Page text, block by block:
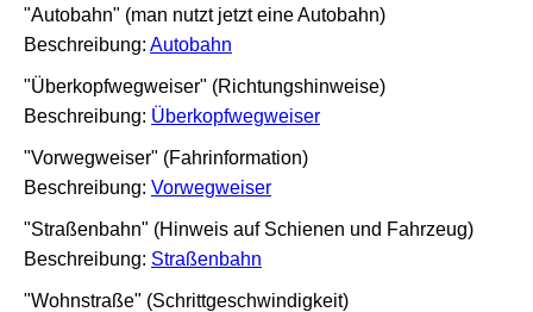
"Autobahn" (man nutzt jetzt eine Autobahn)
Beschreibung: Autobahn
"Überkopfwegweiser" (Richtungshinweise)
Beschreibung: Überkopfwegweiser
"Vorwegweiser" (Fahrinformation)
Beschreibung: Vorwegweiser
"Straßenbahn" (Hinweis auf Schienen und Fahrzeug)
Beschreibung: Straßenbahn
"Wohnstraße" (Schrittgeschwindigkeit)